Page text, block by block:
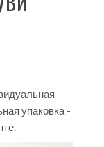
упаковка -